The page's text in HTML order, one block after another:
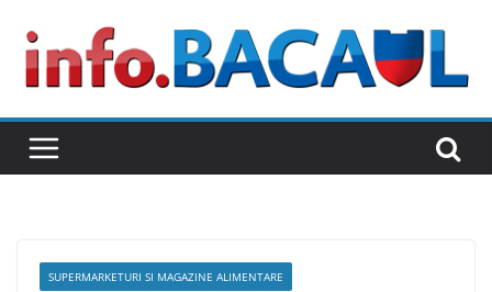
content
SUPERMARKETURI SI MAGAZINE ALIMENTARE